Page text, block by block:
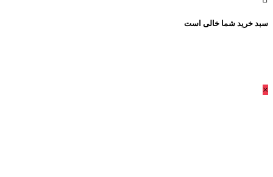
سبد خرید شما خالی است
×